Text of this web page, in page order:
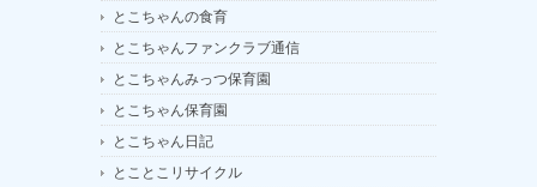
とこちゃんの食育
とこちゃんファンクラブ通信
とこちゃんみっつ保育園
とこちゃん保育園
とこちゃん日記
とことこリサイクル